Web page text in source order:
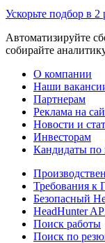
Ускорьте подбор в 2
Автоматизируйте
собирайте
О компании
Наши
Партнерам
Реклама на
Новости и
Инвесторам
Кандидаты по
Требования к
Безопасный
HeadHunter
Поиск работы
Поиск по